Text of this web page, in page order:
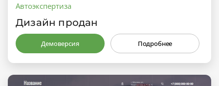
Автоэкспертиза
Дизайн продан
Демоверсия Подробнее